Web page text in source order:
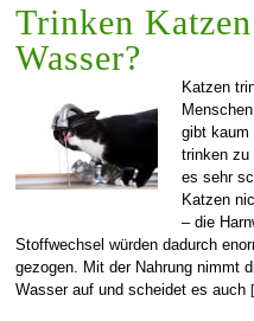
Trinken
Wasser?
Katzen
gibt
trinken zu
es sehr
Katzen
– die
Stoffwechsel würden dadurch
gezogen. Mit der Nahrung nimmt
Wasser auf und scheidet es auch